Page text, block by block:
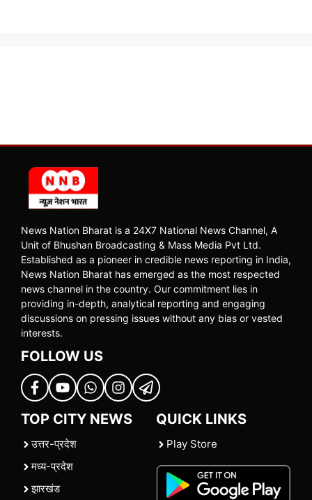
News Nation Bharat is a 24X7 National News Channel, A
Unit of Bhushan Broadcasting & Mass Media Pvt Ltd.
Established as a pioneer in credible news reporting in India,
News Nation Bharat has emerged as the most respected
news channel in the country. Our commitment lies in
providing in-depth, analytical reporting and engaging
discussions on pressing issues without any bias or vested
interests.
FOLLOW US
TOP CITY NEWS
उत्तर-प्रदेश
मध्य-प्रदेश
झारखंड
QUICK LINKS
Play Store